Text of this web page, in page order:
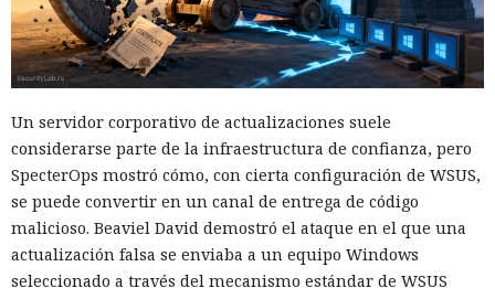
Un servidor corporativo de actualizaciones suele
considerarse parte de la infraestructura de confianza, pero
SpecterOps mostró cómo, con cierta configuración de WSUS,
se puede convertir en un canal de entrega de código
malicioso. Beaviel David demostró el ataque en el que una
actualización falsa se enviaba a un equipo Windows
seleccionado a través del mecanismo estándar de WSUS